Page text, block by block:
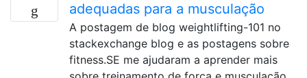
adequadas para a musculação
A postagem de blog weightlifting-101 no
stackexchange blog e as postagens sobre
fitness.SE me ajudaram a aprender mais